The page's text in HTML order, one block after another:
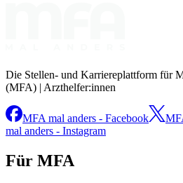
Die Stellen- und Karriereplattform für
(MFA) | Arzthelfer:innen
MFA mal anders - Facebook
mal anders - Instagram
Für MFA